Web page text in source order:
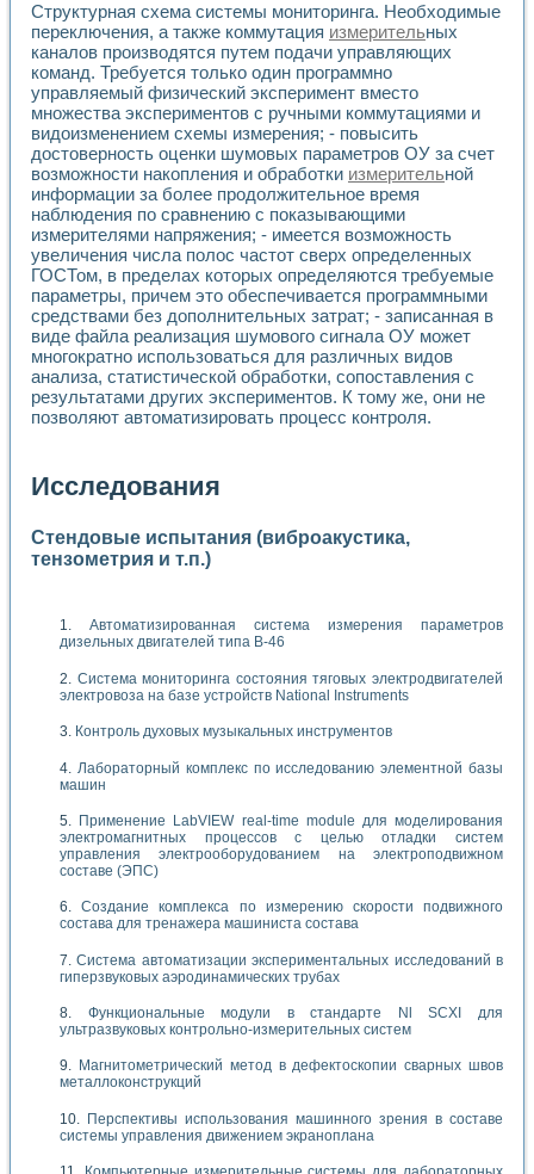
Структурная схема системы мониторинга. Необходимые
переключения, а также коммутация измерительных
каналов производятся путем подачи управляющих
команд. Требуется только один программно
управляемый физический эксперимент вместо
множества экспериментов с ручными коммутациями и
видоизменением схемы измерения; - повысить
достоверность оценки шумовых параметров ОУ за счет
возможности накопления и обработки измерительной
информации за более продолжительное время
наблюдения по сравнению с показывающими
измерителями напряжения; - имеется возможность
увеличения числа полос частот сверх определенных
ГОСТом, в пределах которых определяются требуемые
параметры, причем это обеспечивается программными
средствами без дополнительных затрат; - записанная в
виде файла реализация шумового сигнала ОУ может
многократно использоваться для различных видов
анализа, статистической обработки, сопоставления с
результатами других экспериментов. К тому же, они не
позволяют автоматизировать процесс контроля.
Исследования
Стендовые испытания (виброакустика,
тензометрия и т.п.)
Автоматизированная система измерения параметров
дизельных двигателей типа В-46
Система мониторинга состояния тяговых электродвигателей
электровоза на базе устройств National Instruments
Контроль духовых музыкальных инструментов
Лабораторный комплекс по исследованию элементной базы
машин
Применение LabVIEW real-time module для моделирования
электромагнитных процессов с целью отладки систем
управления электрооборудованием на электроподвижном
составе (ЭПС)
Создание комплекса по измерению скорости подвижного
состава для тренажера машиниста состава
Система автоматизации экспериментальных исследований в
гиперзвуковых аэродинамических трубах
Функциональные модули в стандарте Nl SCXI для
ультразвуковых контрольно-измерительных систем
Магнитометрический метод в дефектоскопии сварных швов
металлоконструкций
Перспективы использования машинного зрения в составе
системы управления движением экраноплана